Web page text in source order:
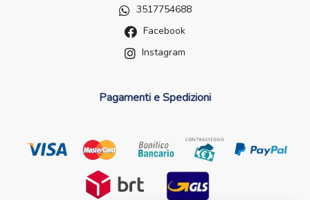
3517754688
Facebook
Instagram
Pagamenti e Spedizioni